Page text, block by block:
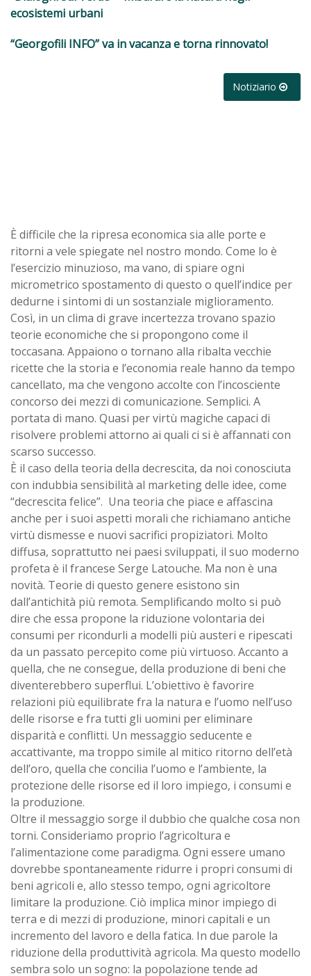
ecosistemi urbani
“Georgofili INFO” va in vacanza e torna rinnovato!
Notiziario
È difficile che la ripresa economica sia alle porte e
ritorni a vele spiegate nel nostro mondo. Come lo è
l’esercizio minuzioso, ma vano, di spiare ogni
micrometrico spostamento di questo o quell’indice per
dedurne i sintomi di un sostanziale miglioramento.
Così, in un clima di grave incertezza trovano spazio
teorie economiche che si propongono come il
toccasana. Appaiono o tornano alla ribalta vecchie
ricette che la storia e l’economia reale hanno da tempo
cancellato, ma che vengono accolte con l’incosciente
concorso dei mezzi di comunicazione. Semplici. A
portata di mano. Quasi per virtù magiche capaci di
risolvere problemi attorno ai quali ci si è affannati con
scarso successo.
È il caso della teoria della decrescita, da noi conosciuta
con indubbia sensibilità al marketing delle idee, come
“decrescita felice”. Una teoria che piace e affascina
anche per i suoi aspetti morali che richiamano antiche
virtù dismesse e nuovi sacrifici propiziatori. Molto
diffusa, soprattutto nei paesi sviluppati, il suo moderno
profeta è il francese Serge Latouche. Ma non è una
novità. Teorie di questo genere esistono sin
dall’antichità più remota. Semplificando molto si può
dire che essa propone la riduzione volontaria dei
consumi per ricondurli a modelli più austeri e ripescati
da un passato percepito come più virtuoso. Accanto a
quella, che ne consegue, della produzione di beni che
diventerebbero superflui. L’obiettivo è favorire
relazioni più equilibrate fra la natura e l’uomo nell’uso
delle risorse e fra tutti gli uomini per eliminare
disparità e conflitti. Un messaggio seducente e
accattivante, ma troppo simile al mitico ritorno dell’età
dell’oro, quella che concilia l’uomo e l’ambiente, la
protezione delle risorse ed il loro impiego, i consumi e
la produzione.
Oltre il messaggio sorge il dubbio che qualche cosa non
torni. Consideriamo proprio l’agricoltura e
l’alimentazione come paradigma. Ogni essere umano
dovrebbe spontaneamente ridurre i propri consumi di
beni agricoli e, allo stesso tempo, ogni agricoltore
limitare la produzione. Ciò implica minor impiego di
terra e di mezzi di produzione, minori capitali e un
incremento del lavoro e della fatica. In due parole la
riduzione della produttività agricola. Ma questo modello
sembra solo un sogno: la popolazione tende ad